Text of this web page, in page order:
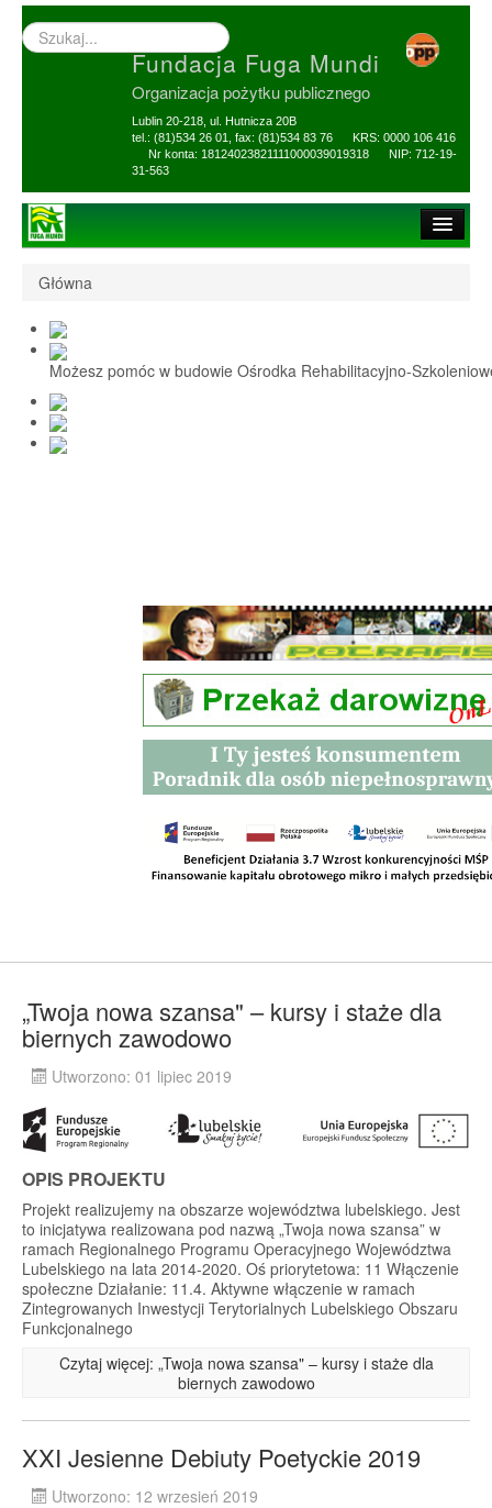
Wyszukiwarka
–
Fundacja Fuga Mundi
Organizacja pożytku publicznego
Lublin 20-218, ul. Hutnicza 20B
tel.: (81)534 26 01, fax: (81)534 83 76 KRS: 0000 106 416
Nr konta: 18124023821111000039019318 NIP: 712-19-
31-563
1,5% i darowizny
Nasi Beneficjenci
Ośrodek Reh-Szkol
Sprawozdania
Główna
Możesz pomóc w budowie Ośrodka Rehabilitacyjno-
„Twoja nowa szansa" – kursy i staże dla
biernych zawodowo
Utworzono: 01 lipiec 2019
OPIS PROJEKTU
Projekt realizujemy na obszarze województwa lubelskiego. Jest
to inicjatywa realizowana pod nazwą „Twoja nowa szansa” w
ramach Regionalnego Programu Operacyjnego Województwa
Lubelskiego na lata 2014-2020. Oś priorytetowa: 11 Włączenie
społeczne Działanie: 11.4. Aktywne włączenie w ramach
Zintegrowanych Inwestycji Terytorialnych Lubelskiego Obszaru
Funkcjonalnego
Czytaj więcej: „Twoja nowa szansa" – kursy i staże dla
biernych zawodowo
XXI Jesienne Debiuty Poetyckie 2019
Utworzono: 12 wrzesień 2019